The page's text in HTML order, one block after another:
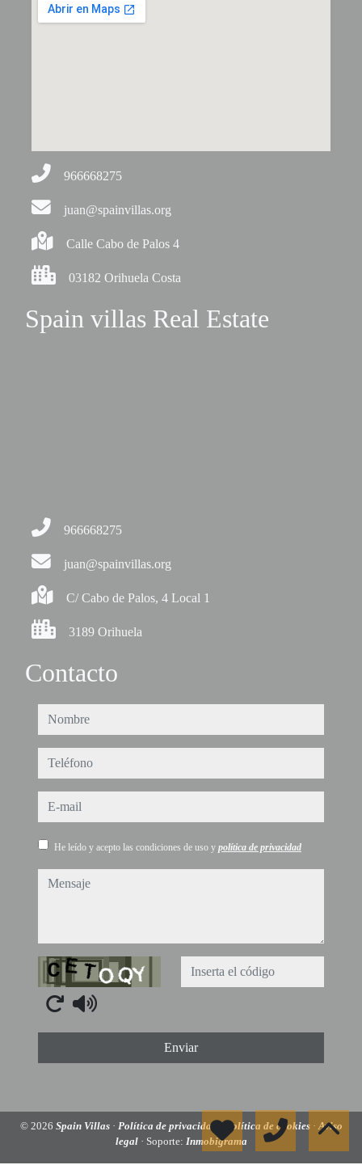
966668275
juan@spainvillas.org
Calle Cabo de Palos 4
03182 Orihuela Costa
Spain villas Real Estate
966668275
juan@spainvillas.org
C/ Cabo de Palos, 4 Local 1
3189 Orihuela
Contacto
nombre
teléfono
e-mail
He leído y acepto las condiciones de uso y política de privacidad
mensaje
Captcha
Enviar
© 2026 Spain Villas · Política de privacidad · Política de cookies ·Aviso
legal · Soporte: Inmobigrama